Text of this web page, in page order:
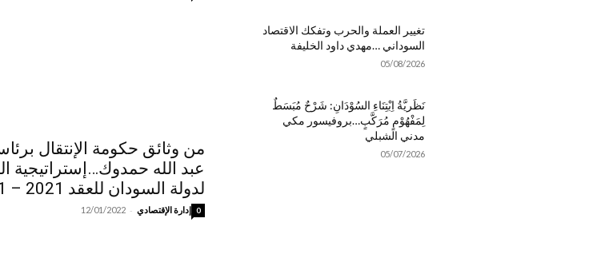
من وثائق حكومة الإنتقال
عبد الله حمدوك…إستراتيجية
لدولة السودان للعقد 2021 – 2031م
إدارة الإقتصادي -
12/01/2022 0
تغيير العملة والحرب وتفكك الاقتصاد
السوداني …مهدي داود الخليفة
05/08/2026
نَظَريَّةُ اِبْتِنَاءِ السُوْدَانِ: شَرْحٌ مُبَسَطٌ
لِمَفْهُوْمٍ مُرَكَّبٍ…بروفيسور مكي
مدني الشبلي
05/07/2026